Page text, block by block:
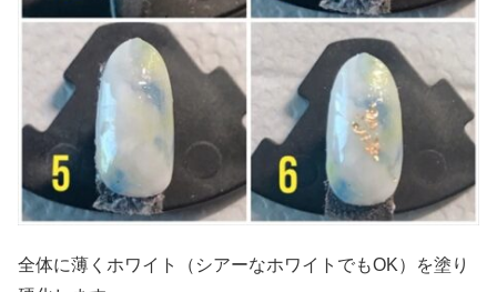
全体に薄くホワイト（シアーなホワイトでもOK）を塗り